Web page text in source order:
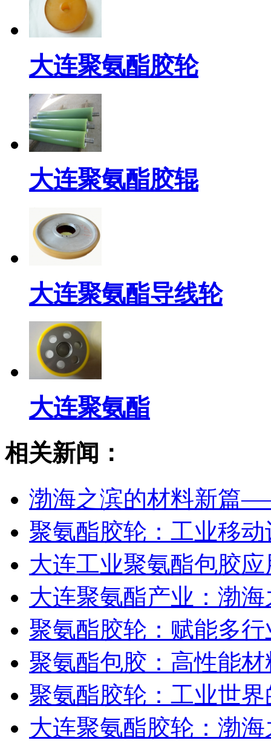
大连聚氨酯胶轮
大连聚氨酯胶辊
大连聚氨酯导线轮
大连聚氨酯
相关新闻：
渤海之滨的材料新篇
聚氨酯胶轮：工业移
大连工业聚氨酯包胶
大连聚氨酯产业：渤
聚氨酯胶轮：赋能多
聚氨酯包胶：高性能
聚氨酯胶轮：工业世界
大连聚氨酯胶轮：渤